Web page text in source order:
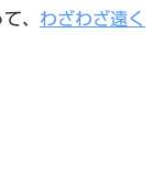
、 わざわざ遠く